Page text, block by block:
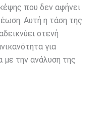
που δεν αφήνει
Αυτή η τάση της
στενή
για
την ανάλυση της